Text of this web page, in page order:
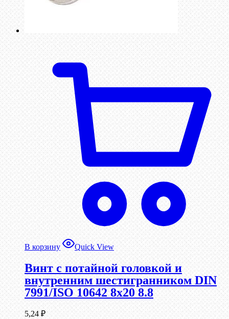
В корзину Quick View
Винт с потайной головкой и
внутренним шестигранником DIN
7991/ISO 10642 8х20 8.8
5,24 ₽